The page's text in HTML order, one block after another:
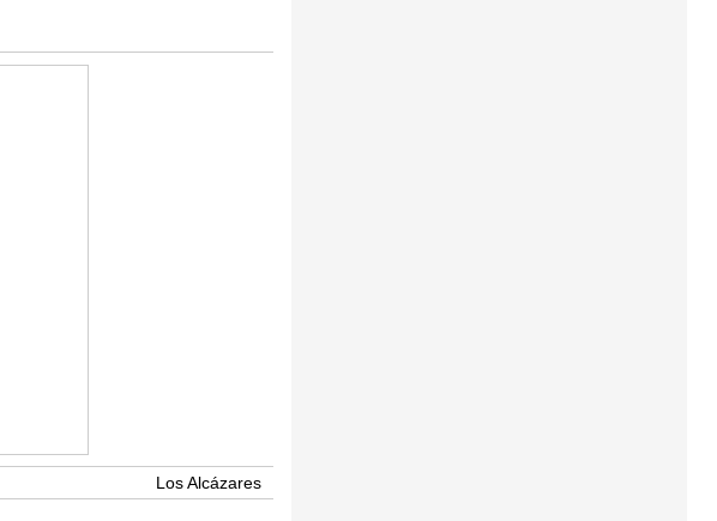
Los Alcázares